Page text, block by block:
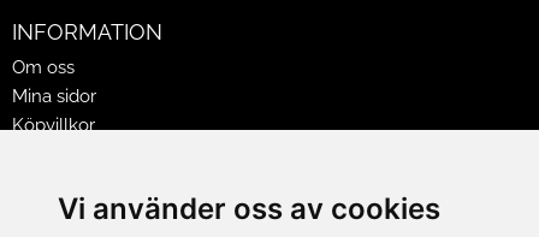
Vi använder oss av cookies
INFORMATION
Om oss
Mina sidor
Köpvillkor
Jobba på Hasselgrens